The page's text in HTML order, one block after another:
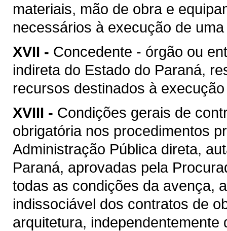
materiais, mão de obra e
necessários à execução de
XVII - Concedente - órgão ou
indireta do Estado do Paraná,
recursos destinados à
XVIII - Condições gerais de
obrigatória nos procedimentos
Administração Pública direta,
Paraná, aprovadas pela
todas as condições da avença,
indissociável dos contratos de
arquitetura,